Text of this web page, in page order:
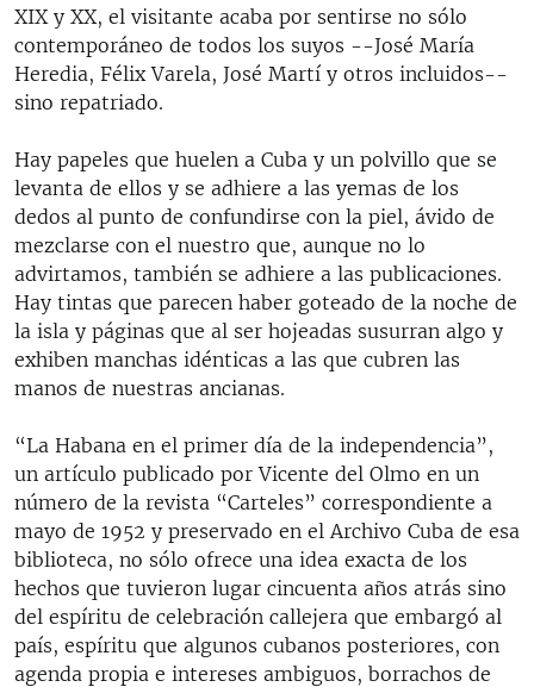
XIX y XX, el visitante acaba por sentirse no sólo
contemporáneo de todos los suyos --José María
Heredia, Félix Varela, José Martí y otros incluidos--
sino repatriado.
Hay papeles que huelen a Cuba y un polvillo que se
levanta de ellos y se adhiere a las yemas de los
dedos al punto de confundirse con la piel, ávido de
mezclarse con el nuestro que, aunque no lo
advirtamos, también se adhiere a las publicaciones.
Hay tintas que parecen haber goteado de la noche de
la isla y páginas que al ser hojeadas susurran algo y
exhiben manchas idénticas a las que cubren las
manos de nuestras ancianas.
“La Habana en el primer día de la independencia”,
un artículo publicado por Vicente del Olmo en un
número de la revista “Carteles” correspondiente a
mayo de 1952 y preservado en el Archivo Cuba de esa
biblioteca, no sólo ofrece una idea exacta de los
hechos que tuvieron lugar cincuenta años atrás sino
del espíritu de celebración callejera que embargó al
país, espíritu que algunos cubanos posteriores, con
agenda propia e intereses ambiguos, borrachos de